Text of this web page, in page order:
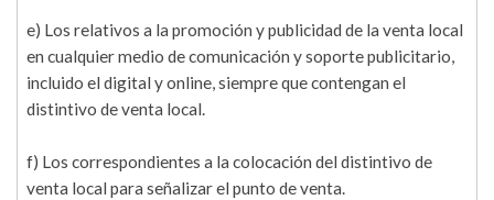
e) Los relativos a la promoción y publicidad de la venta local
en cualquier medio de comunicación y soporte publicitario,
incluido el digital y online, siempre que contengan el
distintivo de venta local.
f) Los correspondientes a la colocación del distintivo de
venta local para señalizar el punto de venta.